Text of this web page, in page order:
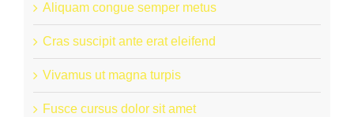
Aliquam congue semper metus
Cras suscipit ante erat eleifend
Vivamus ut magna turpis
Fusce cursus dolor sit amet